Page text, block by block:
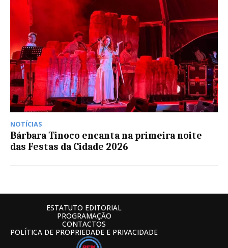
NOTÍCIAS
Bárbara Tinoco encanta na primeira noite
das Festas da Cidade 2026
ESTATUTO EDITORIAL
PROGRAMAÇÃO
CONTACTOS
POLÍTICA DE PROPRIEDADE E PRIVACIDADE